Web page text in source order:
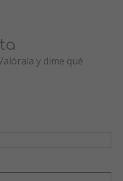
y dime qué